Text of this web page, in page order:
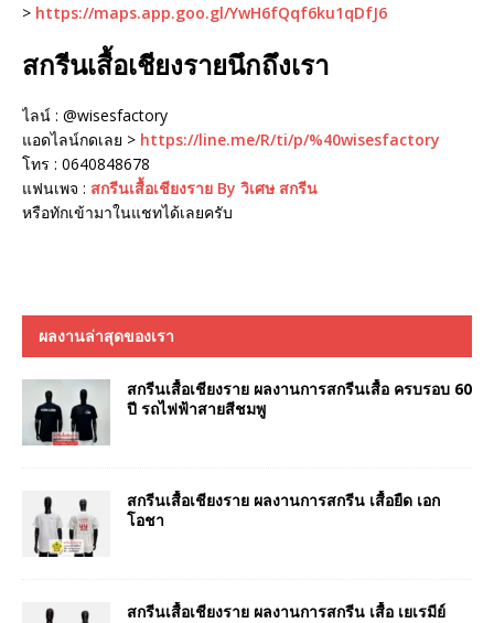
> https://maps.app.goo.gl/YwH6fQqf6ku1qDfJ6
สกรีนเสื้อเชียงรายนึกถึงเรา
ไลน์ : @wisesfactory
แอดไลน์กดเลย > https://line.me/R/ti/p/%40wisesfactory
โทร : 0640848678
แฟนเพจ : สกรีนเสื้อเชียงราย By วิเศษ สกรีน
หรือทักเข้ามาในแชทได้เลยครับ
ผลงานล่าสุดของเรา
สกรีนเสื้อเชียงราย ผลงานการสกรีนเสื้อ ครบรอบ 60
ปี รถไฟฟ้าสายสีชมพู
สกรีนเสื้อเชียงราย ผลงานการสกรีน เสื้อยืด เอก
โอชา
สกรีนเสื้อเชียงราย ผลงานการสกรีน เสื้อ เยเรมีย์